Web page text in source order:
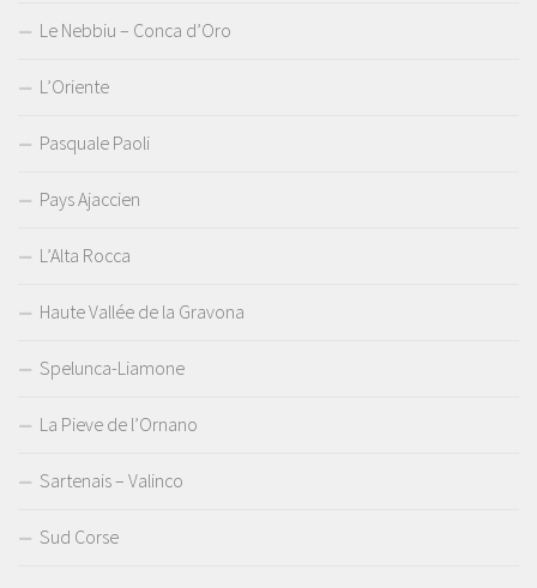
Le Nebbiu – Conca d’Oro
L’Oriente
Pasquale Paoli
Pays Ajaccien
L’Alta Rocca
Haute Vallée de la Gravona
Spelunca-Liamone
La Pieve de l’Ornano
Sartenais – Valinco
Sud Corse